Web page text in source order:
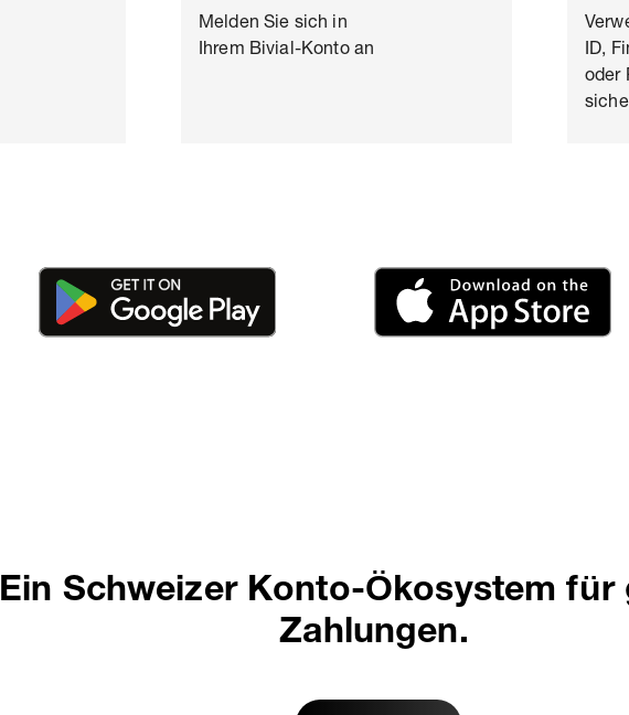
Melden Sie sich in
Ihrem Bivial-Konto an
ID,
oder
Ein Schweizer Konto-Ökosystem für
Zahlungen.